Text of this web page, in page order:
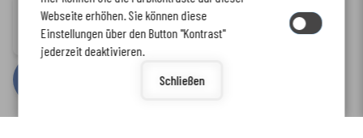
Inhalt-Impressum-Datenschutzerklärung Kontaktformular -
Barrierefreiheit
bycm citymedia GmbH
Immer auf dem neuesten Stand
www.enkreis.de möchte Ihnen Benachrichtigungen senden
Webseite erhöhen. Sie können diese
Einstellungen über den Button "Kontrast"
jederzeit deaktivieren.
Schließen